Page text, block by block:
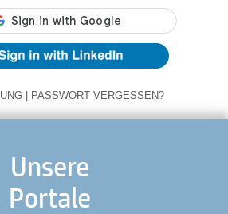
| PASSWORT VERGESSEN?
Unsere
Portale